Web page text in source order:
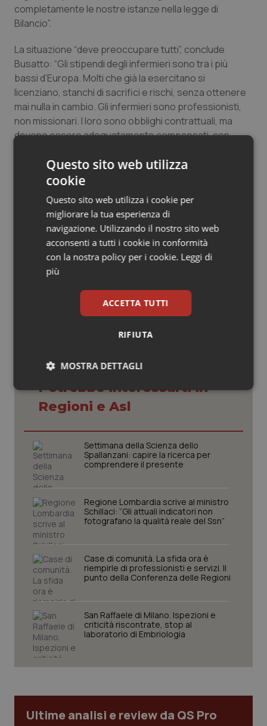
Salute orale & impianti
Sangue & coagulazione
Tiroide
Tumore al seno
Tumore ovarico
Tumori del Polmone & Testa Collo
Tumori gastrointestinali
Ulcera & Reflusso
Vaccini
completamente le nostre istanze nella legge di
Bilancio”.
La situazione “deve preoccupare tutti”, conclude
Busatto: “Gli stipendi degli infermieri sono tra i più
bassi d’Europa. Molti che già la esercitano si
licenziano, stanchi di sacrifici e rischi, senza ottenere
mai nulla in cambio. Gli infermieri sono professionisti,
non missionari. I loro sono obblighi contrattuali, ma
devono essere adeguatamente compensati, con
infermieri, che il Covid non l’hanno visto in tv, ma l’hanno
affrontato a stretto contatto con migliaia di persone
concreto di vicinanza da parte delle istituzioni. Non
l’hanno avuto, ecco perché oggi ci ritroviamo qui a far
sentire la nostra voce”.
28 Gennaio 2022
© Riproduzione riservata
Potrebbe interessarti in
Regioni e Asl
Settimana della Scienza dello
Spallanzani: capire la ricerca per
comprendere il presente
Regione Lombardia scrive al ministro
Schillaci: “Gli attuali indicatori non
fotografano la qualità reale del Ssn”
Case di comunità. La sfida ora è
riempirle di professionisti e servizi. Il
punto della Conferenza delle Regioni
San Raffaele di Milano. Ispezioni e
criticità riscontrate, stop al
laboratorio di Embriologia
Ultime analisi e review da QS Pro
Questo sito web utilizza
cookie
Questo sito web utilizza i cookie per
migliorare la tua esperienza di
navigazione. Utilizzando il nostro sito web
acconsenti a tutti i cookie in conformità
con la nostra policy per i cookie. Leggi di
più
ACCETTA TUTTI
RIFIUTA
MOSTRA DETTAGLI
Necessari Statistici Marketing
sito web abilitandone funzionalità di base quali la
navigazione sulle pagine e l'accesso alle aree
protette del sito. Il sito web non è in grado di
funzionare correttamente senza questi cookie.
VISITOR_PRIVACY_METADATA
YouTube
.youtube.com